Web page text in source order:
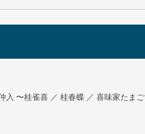
入 〜桂雀喜 ／ 桂春蝶 ／ 喜味家たまご